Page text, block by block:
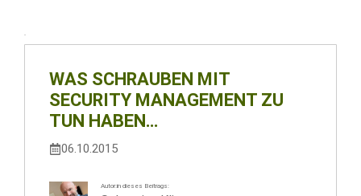
WAS SCHRAUBEN MIT
SECURITY MANAGEMENT ZU
TUN HABEN…
06.10.2015
Autor:in dieses Beitrags: